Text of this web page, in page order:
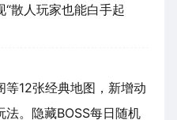
散人玩家也能白手起
等12张经典地图，新增动
。隐藏BOSS每日随机